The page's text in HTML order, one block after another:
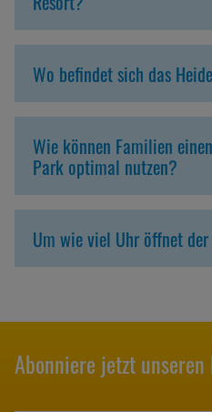
Wo befindet sich das
Wie können Familien
Park optimal nutzen?
Um wie viel Uhr öffnet
Abonniere jetzt